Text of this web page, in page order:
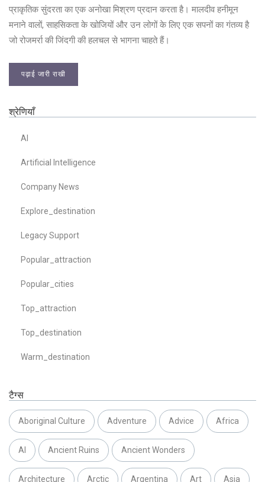
प्राकृतिक सुंदरता का एक अनोखा मिश्रण प्रदान करता है। मालदीव हनीमून
मनाने वालों, साहसिकता के खोजियों और उन लोगों के लिए एक सपनों का गंतव्य है
जो रोजमर्रा की जिंदगी की हलचल से भागना चाहते हैं।
पढ़ाई जारी राखी
श्रेणियाँ
AI
Artificial Intelligence
Company News
Explore_destination
Legacy Support
Popular_attraction
Popular_cities
Top_attraction
Top_destination
Warm_destination
टैग्स
Aboriginal Culture Adventure Advice Africa
AI Ancient Ruins Ancient Wonders
Architecture Arctic Argentina Art Asia